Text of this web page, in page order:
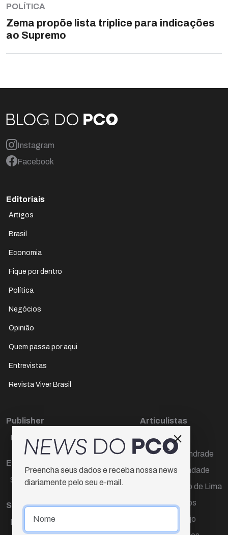
POLÍTICA
Zema propõe lista tríplice para indicações
ao Supremo
Instagram
Facebook
Editoriais
Artigos
Brasil
Economia
Fique por dentro
Política
Negócios
Opinião
Quem passa por aqui
Entrevistas
Revista Viver Brasil
Publisher
Paulo Cesar de Oliveira
Editora Chefe
Sueli Cotta
Sub-editora
Raquel Ayres
Articulistas
Décio Freire
Dr Marcos Andrade
Hamilton Trindade
Igor Carvalho de Lima
Mario Campos
Renata Araújo
Preencha seus dados e receba nossa news
diariamente pelo seu e-mail.